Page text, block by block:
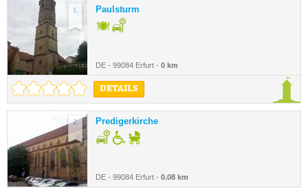
1. Paulsturm
DE - 99084 Erfurt - 0 km
DETAILS
2. Predigerkirche
DE - 99084 Erfurt - 0.08 km